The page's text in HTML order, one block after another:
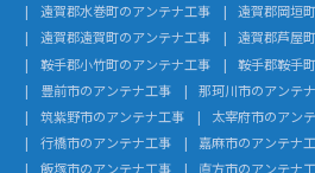
遠賀郡水巻町のアンテナ工事
遠賀郡岡垣
遠賀郡遠賀町のアンテナ工事
遠賀郡芦屋
鞍手郡小竹町のアンテナ工事
鞍手郡鞍手
豊前市のアンテナ工事
那珂川市のアンテ
筑紫野市のアンテナ工事
太宰府市のアン
行橋市のアンテナ工事
嘉麻市のアンテナ
飯塚市のアンテナ工事
直方市のアンテナ